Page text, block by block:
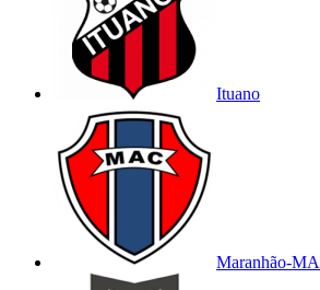
Ituano
Maranhão-MA